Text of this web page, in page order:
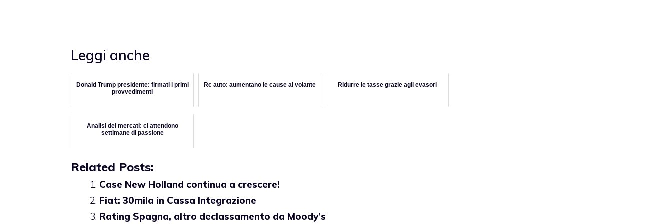
Leggi anche
Donald Trump presidente: firmati i primi
provvedimenti
Rc auto: aumentano le cause al volante Ridurre le tasse grazie agli evasori
Analisi dei mercati: ci attendono
settimane di passione
Related Posts:
Case New Holland continua a crescere!
Fiat: 30mila in Cassa Integrazione
Rating Spagna, altro declassamento da Moody’s